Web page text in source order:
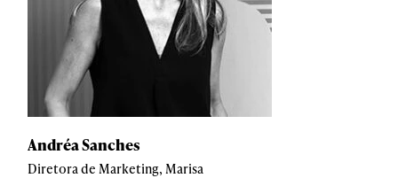
Andréa Sanches
Diretora de Marketing, Marisa